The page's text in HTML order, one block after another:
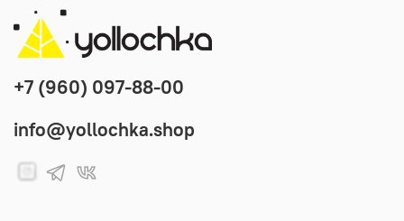
+7 (960) 097-88-00
info@yollochka.shop